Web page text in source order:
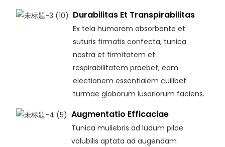
Durabilitas Et Transpirabilitas
Ex tela humorem absorbente et
suturis firmatis confecta, tunica
nostra et firmitatem et
respirabilitatem praebet, eam
electionem essentialem cuilibet
turmae globorum lusoriorum faciens.
Augmentatio Efficaciae
Tunica muliebris ad ludum pilae
volubilis aptata ad augendam